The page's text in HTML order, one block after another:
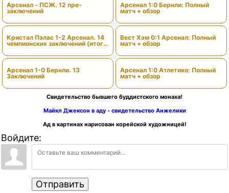
Арсенал - ПСЖ. 12 пре-
заключений
Кристал Пэлас 1-2 Арсенал. 14
чемпионских заключений (итоги
Арсенал 1-0 Бернли. 13
Заключений
Арсенал 1:0 Бернли: Полный
матч + обзор
Вест Хэм 0:1 Арсенал: Полный
матч + обзор
Арсенал 1:0 Атлетико: Полный
матч + обзор
Свидетельство бывшего буддистского монаха!
Майкл Джексон в аду - свидетельство Анжелики
Ад в картинах нарисован корейской художницей!
Войдите:
Отправить